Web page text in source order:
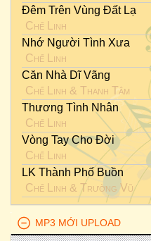
Đêm Trên Vùng Đất Lạ
Chế Linh
Nhớ Người Tình Xưa
Chế Linh
Căn Nhà Dĩ Vãng
Chế Linh & Thanh Tâm
Thương Tình Nhân
Chế Linh
Vòng Tay Cho Đời
Chế Linh
LK Thành Phố Buồn
Chế Linh & Trường Vũ
MP3 MỚI UPLOAD